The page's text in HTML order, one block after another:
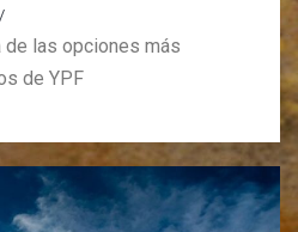
de las opciones más
de YPF